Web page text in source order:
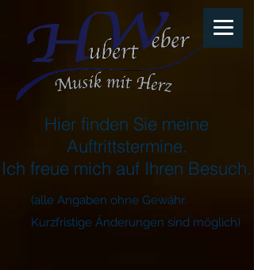
Hier finden Sie meine
Auftrittstermine.
Ich freue mich auf Ihren Besuch.
(alle Angaben ohne Gewähr.
Kurzfristige Änderungen sind möglich)